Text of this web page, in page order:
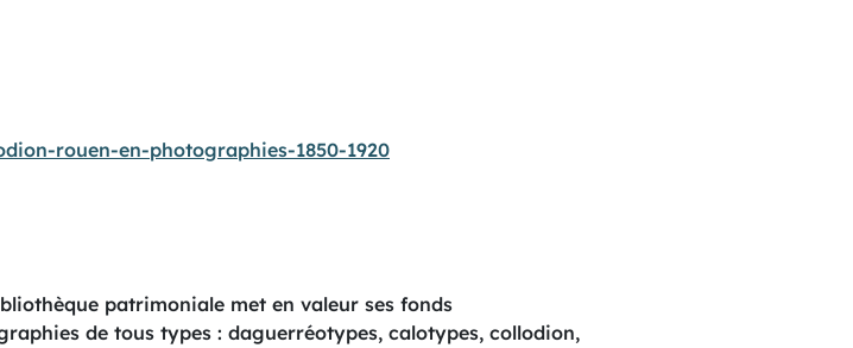
rouen-en-photographies-1850-1920
patrimoniale met en valeur ses fonds
de tous types : daguerréotypes, calotypes, collodion,